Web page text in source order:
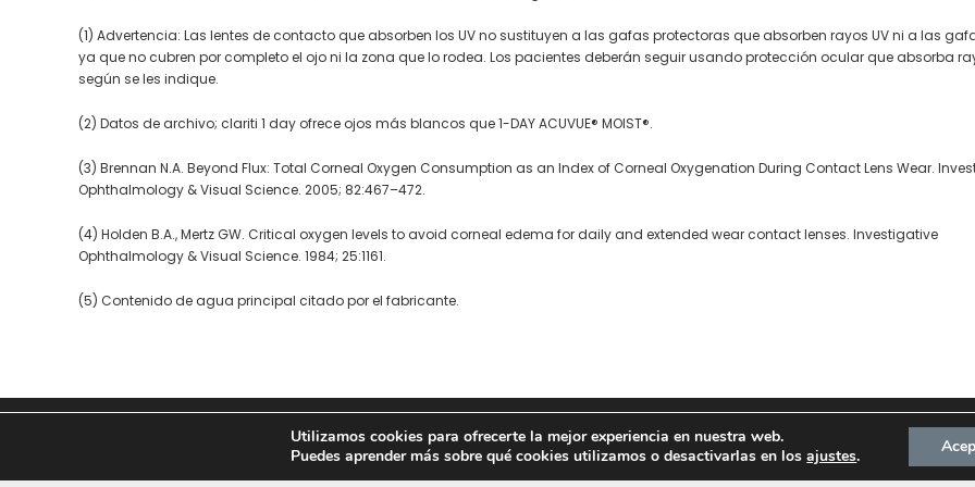
(1) Advertencia: Las lentes de contacto que absorben los UV no sustituyen a las gafas protectoras que absorben rayos UV ni a las
ya que no cubren por completo el ojo ni la zona que lo rodea. Los pacientes deberán seguir usando protección ocular que absorba
según se les indique.
(2) Datos de archivo; clariti 1 day ofrece ojos más blancos que 1-DAY ACUVUE® MOIST®.
(3) Brennan N.A. Beyond Flux: Total Corneal Oxygen Consumption as an Index of Corneal Oxygenation During Contact Lens Wear.
Ophthalmology & Visual Science. 2005; 82:467–472.
(4) Holden B.A., Mertz GW. Critical oxygen levels to avoid corneal edema for daily and extended wear contact lenses. Investigative
Ophthalmology & Visual Science. 1984; 25:1161.
(5) Contenido de agua principal citado por el fabricante.
Aviso Legal Política de
Utilizamos cookies para ofrecerte la mejor experiencia en nuestra web.
Puedes aprender más sobre qué cookies utilizamos o desactivarlas en losajustes.